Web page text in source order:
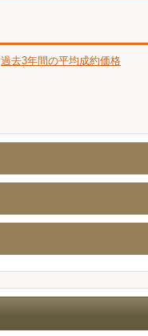
過去3年間の平均成約価格